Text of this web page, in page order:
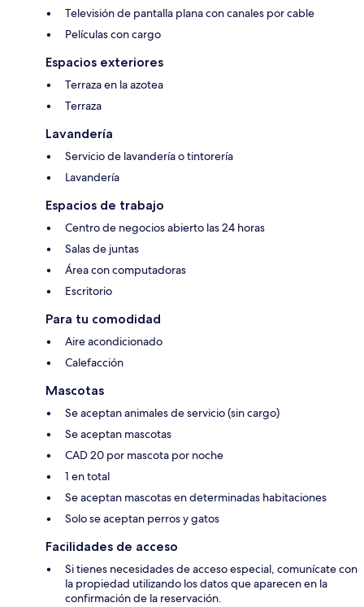
Televisión de pantalla plana con canales por cable
Películas con cargo
Espacios exteriores
Terraza en la azotea
Terraza
Lavandería
Servicio de lavandería o tintorería
Lavandería
Espacios de trabajo
Centro de negocios abierto las 24 horas
Salas de juntas
Área con computadoras
Escritorio
Para tu comodidad
Aire acondicionado
Calefacción
Mascotas
Se aceptan animales de servicio (sin cargo)
Se aceptan mascotas
CAD 20 por mascota por noche
1 en total
Se aceptan mascotas en determinadas habitaciones
Solo se aceptan perros y gatos
Facilidades de acceso
Si tienes necesidades de acceso especial, comunícate con
la propiedad utilizando los datos que aparecen en la
confirmación de la reservación.